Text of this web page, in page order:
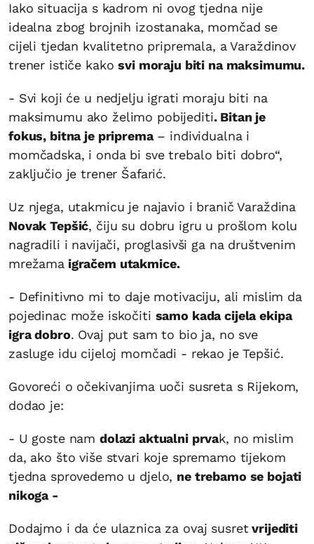
Iako situacija s kadrom ni ovog tjedna nije
idealna zbog brojnih izostanaka, momčad se
cijeli tjedan kvalitetno pripremala, a Varaždinov
trener ističe kakosvi moraju biti na maksimumu.
- Svi koji će u nedjelju igrati moraju biti na
maksimumu ako želimo pobijediti. Bitan je
fokus, bitna je priprema– individualna i
momčadska, i onda bi sve trebalo biti dobro“,
zaključio je trener Šafarić.
Uz njega, utakmicu je najavio i branič Varaždina
Novak Tepšić, čiju su dobru igru u prošlom kolu
nagradili i navijači, proglasivši ga na društvenim
mrežama igračem utakmice.
- Definitivno mi to daje motivaciju, ali mislim da
pojedinac može iskočiti samo kada cijela ekipa
igra dobro. Ovaj put sam to bio ja, no sve
zasluge idu cijeloj momčadi - rekao je Tepšić.
Govoreći o očekivanjima uoči susreta s Rijekom,
dodao je:
- U goste nam dolazi aktualni prvak, no mislim
da, ako što više stvari koje spremamo tijekom
tjedna sprovedemo u djelo, ne trebamo se bojati
nikoga -
Dodajmo i da će ulaznica za ovaj susret vrijediti